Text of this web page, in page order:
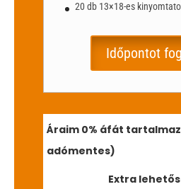
20 db 13×18-es
Időpontot
Áraim 0% áfát
adómentes)
Extra